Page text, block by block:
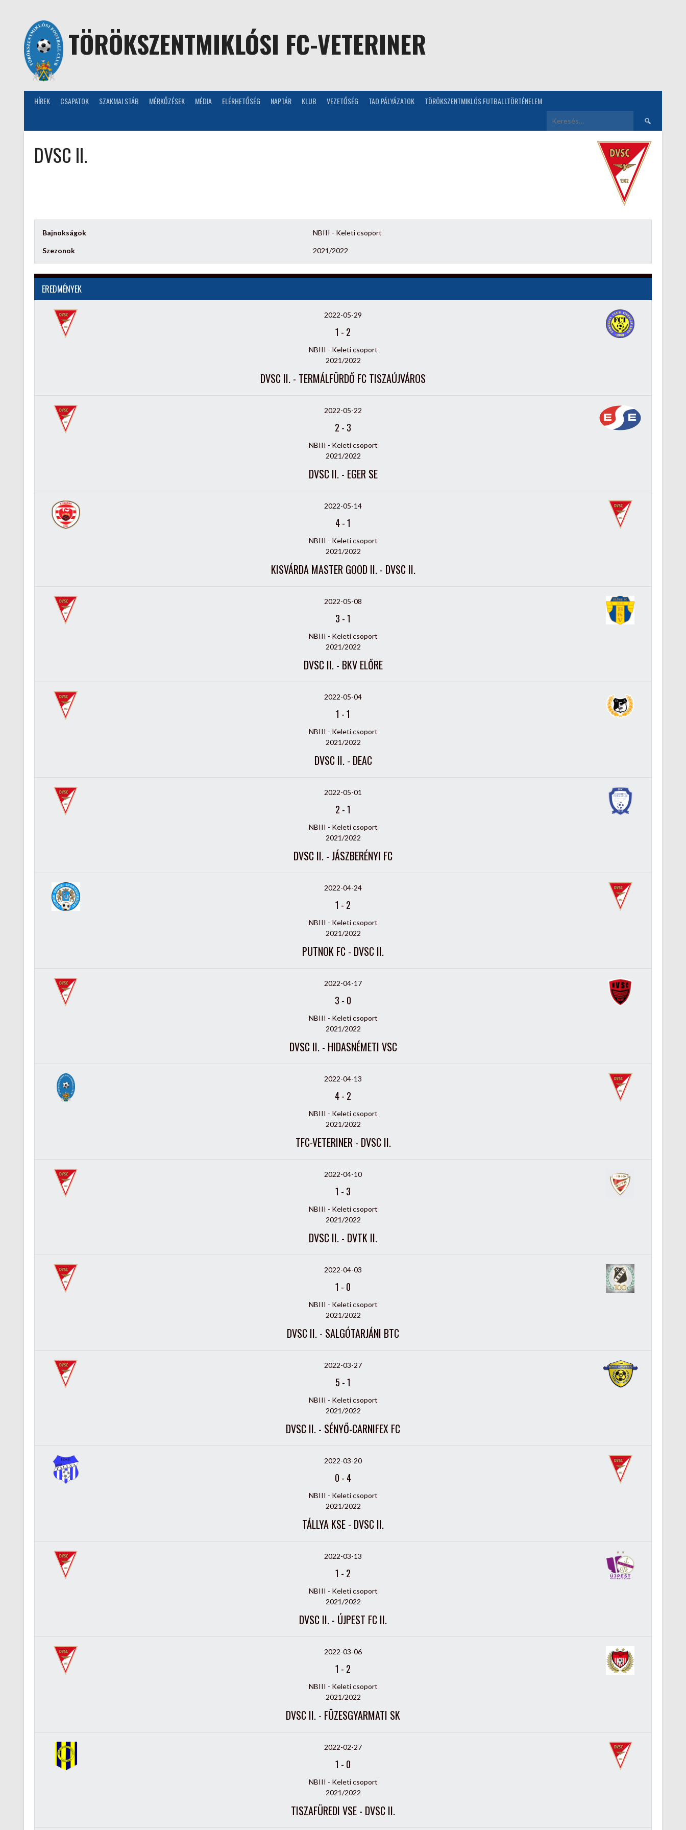
TÖRÖKSZENTMIKLÓSI FC-VETERINER
HÍREK CSAPATOK SZAKMAI STÁB MÉRKŐZÉSEK MÉDIA ELÉRHETŐSÉG NAPTÁR KLUB VEZETŐSÉG TAO PÁLYÁZATOK TÖRÖKSZENTMIKLÓS FUTBALLTÖRTÉNELEM
Keresés:
DVSC II.
Bajnokságok NBIII - Keleti csoport
Szezonok 2021/2022
EREDMÉNYEK
2022-05-29
1 - 2
NBIII - Keleti csoport
2021/2022
DVSC II. - TERMÁLFÜRDŐ FC TISZAÚJVÁROS
2022-05-22
2 - 3
NBIII - Keleti csoport
2021/2022
DVSC II. - EGER SE
2022-05-14
4-1
NBIII - Keleti csoport
2021/2022
KISVÁRDA MASTER GOOD II. - DVSC II.
2022-05-08
3 -1
NBIII - Keleti csoport
2021/2022
DVSC II. - BKV ELŐRE
2022-05-04
1 -1
NBIII - Keleti csoport
2021/2022
DVSC II. - DEAC
2022-05-01
2 -1
NBIII - Keleti csoport
2021/2022
DVSC II. - JÁSZBERÉNYI FC
2022-04-24
1 - 2
NBIII - Keleti csoport
2021/2022
PUTNOK FC - DVSC II.
2022-04-17
3 - 0
NBIII - Keleti csoport
2021/2022
DVSC II. - HIDASNÉMETI VSC
2022-04-13
4- 2
NBIII - Keleti csoport
2021/2022
TFC-VETERINER - DVSC II.
2022-04-10
1 - 3
NBIII - Keleti csoport
2021/2022
DVSC II. - DVTK II.
2022-04-03
1 - 0
NBIII - Keleti csoport
2021/2022
DVSC II. - SALGÓTARJÁNI BTC
2022-03-27
5 -1
NBIII - Keleti csoport
2021/2022
DVSC II. - SÉNYŐ-CARNIFEX FC
2022-03-20
0 - 4
NBIII - Keleti csoport
2021/2022
TÁLLYA KSE - DVSC II.
2022-03-13
1 - 2
NBIII - Keleti csoport
2021/2022
DVSC II. - ÚJPEST FC II.
2022-03-06
1 - 2
NBIII - Keleti csoport
2021/2022
DVSC II. - FÜZESGYARMATI SK
2022-02-27
1 - 0
NBIII - Keleti csoport
2021/2022
TISZAFÜREDI VSE - DVSC II.